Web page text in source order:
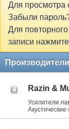
Для просмотра
Забыли
Для
записи нажмите
Razin &
Усилители